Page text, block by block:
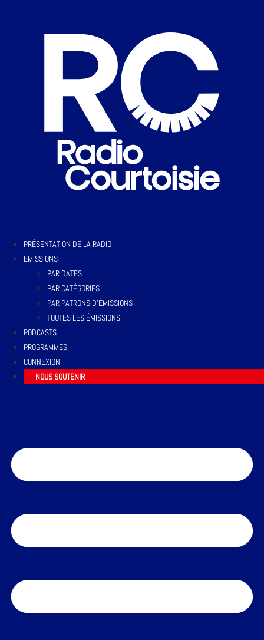
PRÉSENTATION DE LA RADIO
EMISSIONS
PAR DATES
PAR CATÉGORIES
PAR PATRONS D’ÉMISSIONS
TOUTES LES ÉMISSIONS
PODCASTS
PROGRAMMES
CONNEXION
NOUS SOUTENIR